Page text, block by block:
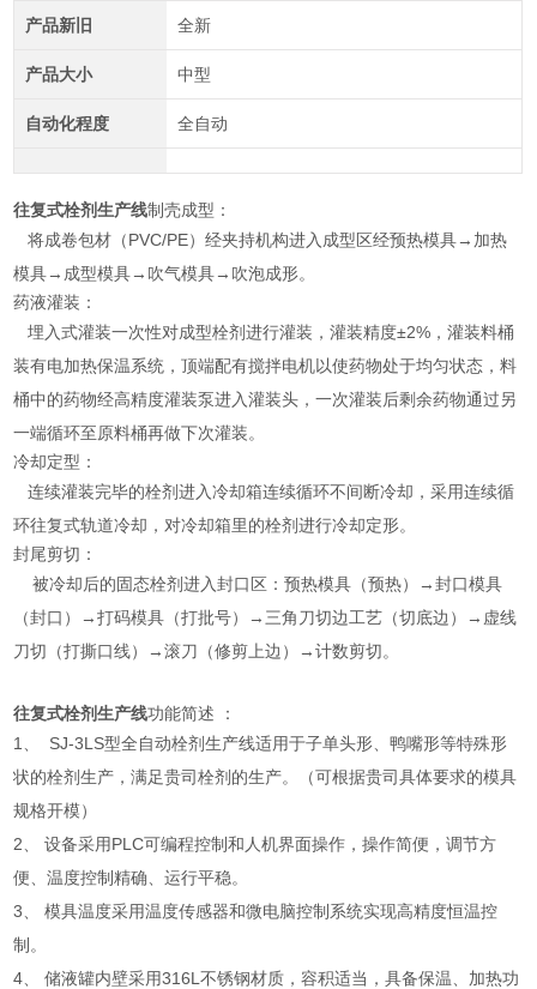
产品新旧 全新
产品大小 中型
自动化程度 全自动
往复式栓剂生产线制壳成型：
将成卷包材（PVC/PE）经夹持机构进入成型区经预热模具→加热
模具→成型模具→吹气模具→吹泡成形。
药液灌装：
埋入式灌装一次性对成型栓剂进行灌装，灌装精度±2%，灌装料桶
装有电加热保温系统，顶端配有搅拌电机以使药物处于均匀状态，料
桶中的药物经高精度灌装泵进入灌装头，一次灌装后剩余药物通过另
一端循环至原料桶再做下次灌装。
冷却定型：
连续灌装完毕的栓剂进入冷却箱连续循环不间断冷却，采用连续循
环往复式轨道冷却，对冷却箱里的栓剂进行冷却定形。
封尾剪切：
被冷却后的固态栓剂进入封口区：预热模具（预热）→封口模具
（封口）→打码模具（打批号）→三角刀切边工艺（切底边）→虚线
刀切（打撕口线）→滚刀（修剪上边）→计数剪切。
往复式栓剂生产线功能简述 ：
1、 SJ-3LS型全自动栓剂生产线适用于子单头形、鸭嘴形等特殊形
状的栓剂生产，满足贵司栓剂的生产。（可根据贵司具体要求的模具
规格开模）
2、 设备采用PLC可编程控制和人机界面操作，操作简便，调节方
便、温度控制精确、运行平稳。
3、 模具温度采用温度传感器和微电脑控制系统实现高精度恒温控
制。
4、 储液罐内壁采用316L不锈钢材质，容积适当，具备保温、加热功